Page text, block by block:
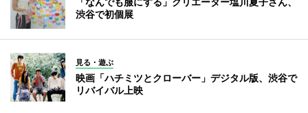
渋谷で初個展
見る・遊ぶ
映画「ハチミツとクローバー」デジタル版、渋谷で
リバイバル上映